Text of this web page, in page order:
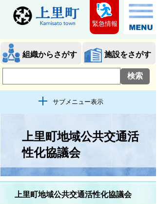
組織からさがす 施設をさがす
サブメニュー表示
緊急情報
上里町地域公共交通活
性化協議会
上里町地域公共交通活性化協議会